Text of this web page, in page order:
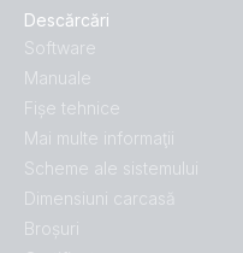
Descărcări
Software
Manuale
Fișe tehnice
Mai multe informaţii
Scheme ale sistemului
Dimensiuni carcasă
Broșuri